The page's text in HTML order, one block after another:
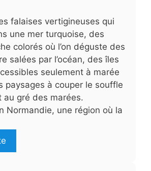
falaises vertigineuses qui
une mer turquoise, des
colorés où l’on déguste des
salées par l’océan, des îles
seulement à marée
paysages à couper le souffle
au gré des marées.
Normandie, une région où la